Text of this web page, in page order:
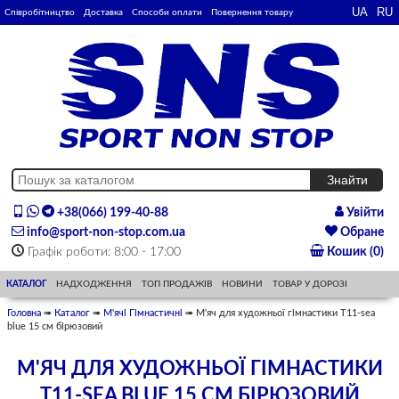
Співробітництво Доставка Способи оплати Повернення товару
+38(066) 199-40-88
info@sport-non-stop.com.ua
Графік роботи: 8:00 - 17:00
Увійти
Обране
Кошик (0)
КАТАЛОГ НАДХОДЖЕННЯ ТОП ПРОДАЖІВ НОВИНИ ТОВАР У ДОРОЗІ
Головна ➠ Каталог ➠ М'ячі Гімнастичні ➠ М'яч для художньої гімнастики T11-sea
blue 15 см бірюзовий
М'ЯЧ ДЛЯ ХУДОЖНЬОЇ ГІМНАСТИКИ